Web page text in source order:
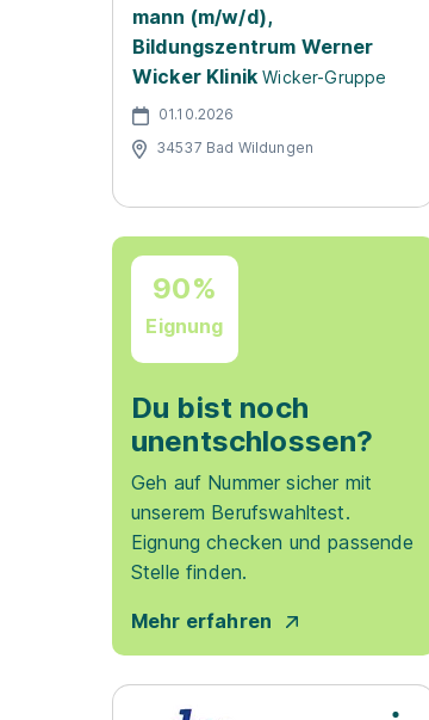
mann (m/w/d),
Bildungszentrum Werner
Wicker Klinik Wicker-Gruppe
01.10.2026
34537 Bad Wildungen
90%
Eignung
Du bist noch
unentschlossen?
Geh auf Nummer sicher mit
unserem Berufswahltest.
Eignung checken und passende
Stelle finden.
Mehr erfahren